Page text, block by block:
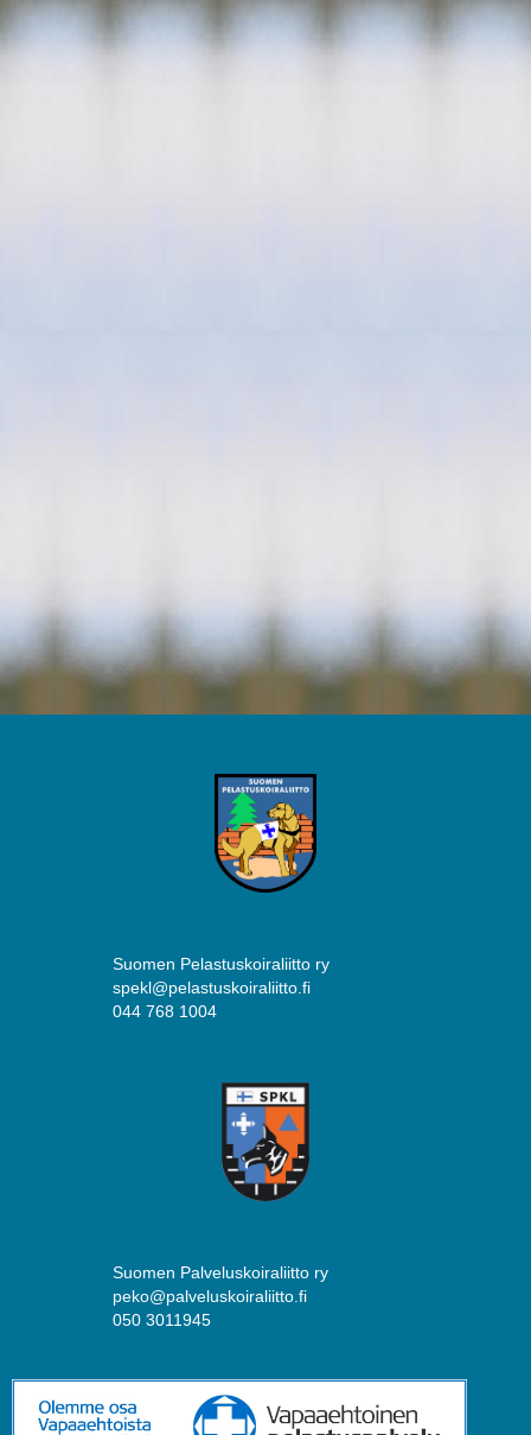
Suomen Pelastuskoiraliitto ry
spekl@pelastuskoiraliitto.fi
044 768 1004
Suomen Palveluskoiraliitto ry
peko@palveluskoiraliitto.fi
050 3011945